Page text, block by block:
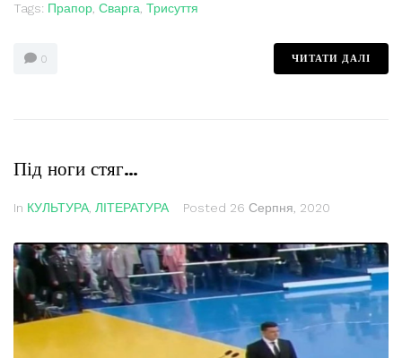
Tags: Прапор, Сварга, Трисуття
0 ЧИТАТИ ДАЛІ
Під ноги стяг…
In КУЛЬТУРА, ЛІТЕРАТУРА Posted 26 Серпня, 2020